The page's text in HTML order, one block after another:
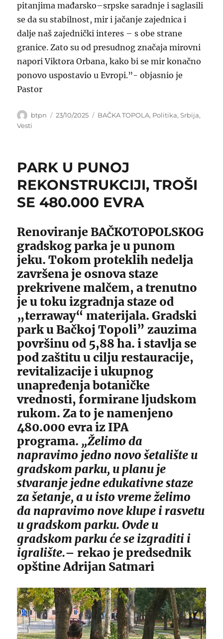
pitanjima mađarsko–srpske saradnje i saglasili
se da su stabilnost, mir i jačanje zajednica i
dalje naš zajednički interes – s obe strane
granice. Zato su od presudnog značaja mirovni
napori Viktora Orbana, kako bi se mir konačno
ponovo uspostavio u Evropi.”- objasnio je
Pastor
Author
btpn
Posted
23/10/2025 Categories
BAČKA TOPOLA, Politika,Srbija,
Vesti
PARK U PUNOJ
REKONSTRUKCIJI, TROŠI
SE 480.000 EVRA
Renoviranje BAČKOTOPOLSKOG
gradskog parka je u punom
jeku. Tokom proteklih nedelja
završena je osnova staze
prekrivene malčem, a trenutno
je u toku izgradnja staze od
„terraway“ materijala. Gradski
park u Bačkoj Topoli” zauzima
površinu od 5,88 ha. i stavlja se
pod zaštitu u cilju restauracije,
revitalizacije i ukupnog
unapređenja botaničke
vrednosti, formirane ljudskom
rukom. Za to je namenjeno
480.000 evra iz IPA
programa. „Želimo da
napravimo jedno novo šetalište u
gradskom parku, u planu je
stvaranje jedne edukativne staze
za šetanje, a u isto vreme želimo
da napravimo nove klupe i rasvetu
u gradskom parku. Ovde u
gradskom parku će se izgraditi i
igralište.– rekao je predsednik
opštine Adrijan Satmari